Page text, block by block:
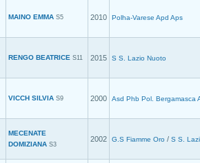
MAINO EMMA S5 2010 Polha-Varese Apd Aps
RENGO BEATRICE S11 2015 S S. Lazio Nuoto
VICCH SILVIA S9 2000 Asd Phb Pol. Bergamasca
MECENATE
DOMIZIANA S3
2002 G.S Fiamme Oro / S S.